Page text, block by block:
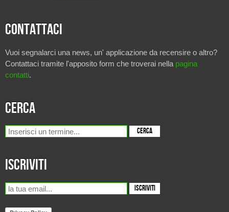
Contattaci
Vuoi segnalarci una news, un' applicazione da recensire o altro?
Contattaci tramite l'apposito form che troverai nella pagina
contatti.
Cerca
Iscriviti